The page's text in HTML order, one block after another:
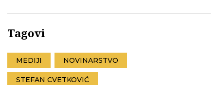
Tagovi
MEDIJI NOVINARSTVO
STEFAN CVETKOVIĆ